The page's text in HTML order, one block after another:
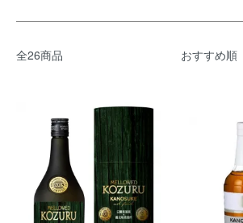
全26商品 おすすめ順